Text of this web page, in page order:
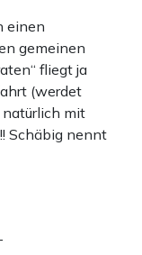
einen
gemeinen
fliegt ja
(werdet
natürlich mit
Schäbig nennt